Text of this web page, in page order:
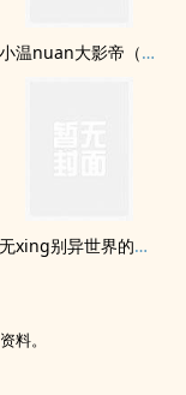
小温nuan大影帝（1V1，高H，甜宠，娱乐圈，包养）
无xing别异世界的社畜魔王
料。